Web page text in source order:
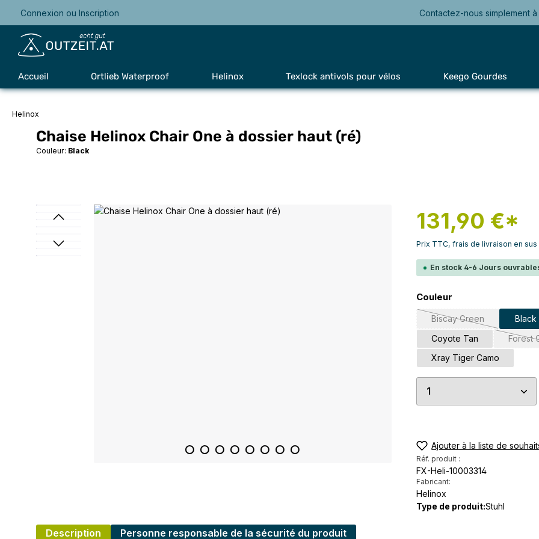
à la navigation principale
Connexion ou Inscription Contactez-nous simplement
Accueil Ortlieb Waterproof Helinox Texlock antivols pour vélos Keego Gourdes
Helinox
Chaise Helinox Chair One à dossier haut (ré)
Couleur: Black
Ignorer la galerie d'images 131,90 €*
Prix TTC, frais de livraison en sus
En stock 4-6 Jours
Sélectionnez
Couleur
Biscay Green
(Cette option n'est
Black
Coyote Tan Forest
Xray Tiger Camo
Quantité de
Ajouter à la liste de
Réf. produit :
FX-Heli-10003314
Fabricant:
Helinox
Type de produit:Stuhl
Description Personne responsable de la sécurité du produit